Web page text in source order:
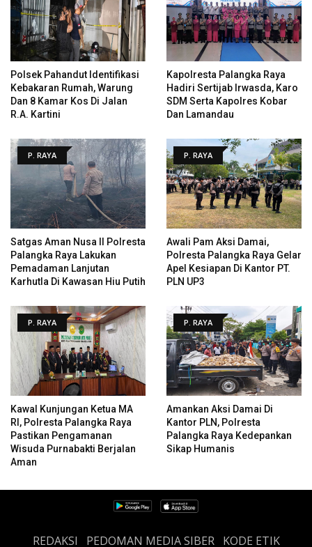
Polsek Pahandut Identifikasi
Kebakaran Rumah, Warung
Dan 8 Kamar Kos Di Jalan
R.A. Kartini
Kapolresta Palangka Raya
Hadiri Sertijab Irwasda, Karo
SDM Serta Kapolres Kobar
Dan Lamandau
P. RAYA
Satgas Aman Nusa II Polresta
Palangka Raya Lakukan
Pemadaman Lanjutan
Karhutla Di Kawasan Hiu Putih
P. RAYA
Awali Pam Aksi Damai,
Polresta Palangka Raya Gelar
Apel Kesiapan Di Kantor PT.
PLN UP3
P. RAYA
Kawal Kunjungan Ketua MA
RI, Polresta Palangka Raya
Pastikan Pengamanan
Wisuda Purnabakti Berjalan
Aman
P. RAYA
Amankan Aksi Damai Di
Kantor PLN, Polresta
Palangka Raya Kedepankan
Sikap Humanis
REDAKSI PEDOMAN MEDIA SIBER KODE ETIK